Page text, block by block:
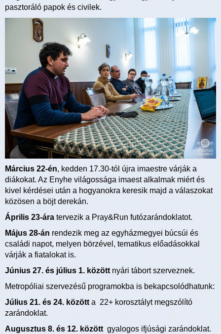
pasztoráló papok és civilek.
Március 22-én, kedden 17.30-tól újra imaestre várják a
diákokat. Az Enyhe világossága imaest alkalmak miért és
kivel kérdései után a hogyanokra keresik majd a válaszokat
közösen a böjt derekán.
Április 23-ára tervezik a Pray&Run futózarándoklatot.
Május 28-án rendezik meg az egyházmegyei búcsúi és
családi napot, melyen börzével, tematikus előadásokkal
várják a fiatalokat is.
Június 27. és július 1. között nyári tábort szerveznek.
Metropóliai szervezésű programokba is bekapcsolódhatunk:
Július 21. és 24. között a 22+ korosztályt megszólító
zarándoklat.
Augusztus 8. és 12. között gyalogos ifjúsági zarándoklat.